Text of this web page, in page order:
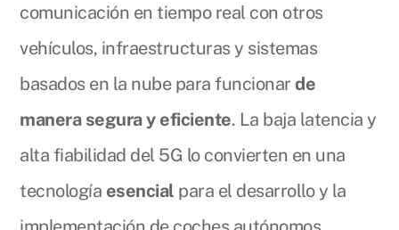
comunicación en tiempo real con otros
vehículos, infraestructuras y sistemas
basados en la nube para funcionarde
manera segura y eficiente. La baja latencia y
alta fiabilidad del 5G lo convierten en una
tecnología esencial para el desarrollo y la